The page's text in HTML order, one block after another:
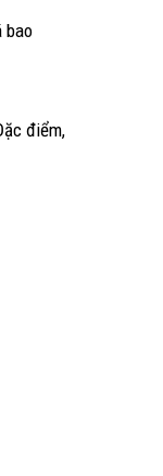
bao
điểm,